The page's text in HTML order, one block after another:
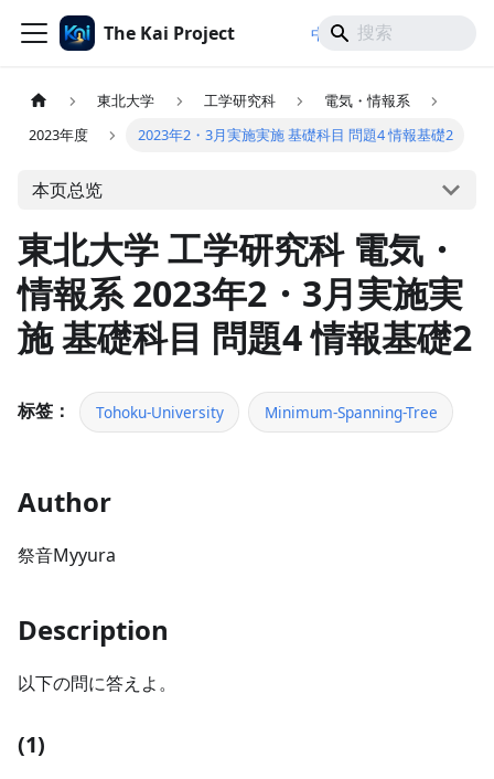
The Kai Project 中文/ 日本語
東北大学 工学研究科
電気・情報系
2023年度
2023年2・3月実施実施 基礎科目 問題4 情報基礎2
本页总览
東北大学 工学研究科 電気・
情報系 2023年2・3月実施実
施 基礎科目 問題4 情報基礎2
标签： Tohoku-University Minimum-Spanning-Tree
Author
祭音Myyura
Description
以下の問に答えよ。
(1)